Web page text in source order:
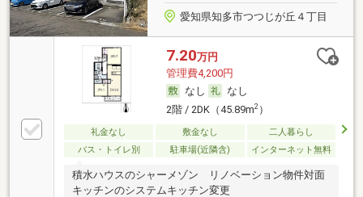
愛知県知多市つつじが丘４丁目
7.20万円
管理費4,200円
なし
なし
2階 / 2DK（45.89m2）
礼金なし 敷金なし
二人暮らし
バス・トイレ別
駐車場(近隣含) インターネット無料
積水ハウスのシャーメゾン リノベーション物件対面
キッチンのシステムキッチン変更